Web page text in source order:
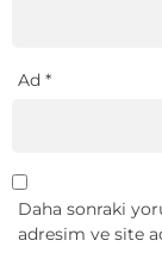
Ad *
Daha sonraki
adresim ve site